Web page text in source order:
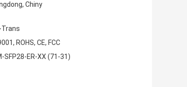
Chiny
Trans
ROHS, CE, FCC
SFP28-ER-XX (71-31)